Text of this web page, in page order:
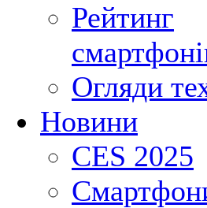
Рейтинг
Огляди
Новини
CES 2025